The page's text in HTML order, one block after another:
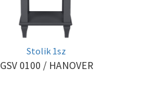
Stolik 1sz
GSV 0100 / HANOVER